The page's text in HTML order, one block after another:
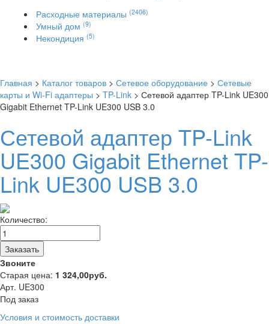
Расходные материалы (2406)
Умный дом (9)
Некондиция (5)
Главная > Каталог товаров > Сетевое оборудование > Сетевые
карты и Wi-Fi адаптеры > TP-Link > Сетевой адаптер TP-Link UE300
Gigabit Ethernet TP-Link UE300 USB 3.0
Сетевой адаптер TP-Link
UE300 Gigabit Ethernet TP-
Link UE300 USB 3.0
Количество:
Заказать
Звоните
Старая цена: 1 324,00руб.
Арт. UE300
Под заказ
Условия и стоимость доставки